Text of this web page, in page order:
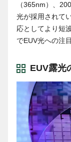
（365nm）、
光が採用されて
応としてより短
でEUV光への注
EUV露光